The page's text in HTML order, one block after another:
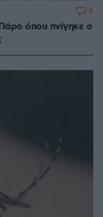
όπου πνίγηκε ο
8